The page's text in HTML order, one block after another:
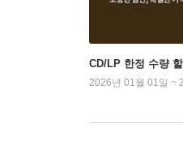
CD/LP 한정 수량
2026년 01월 01일 ~